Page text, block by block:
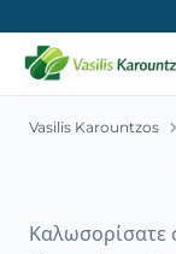
Vasilis Karountzos
Καλωσορίσατε